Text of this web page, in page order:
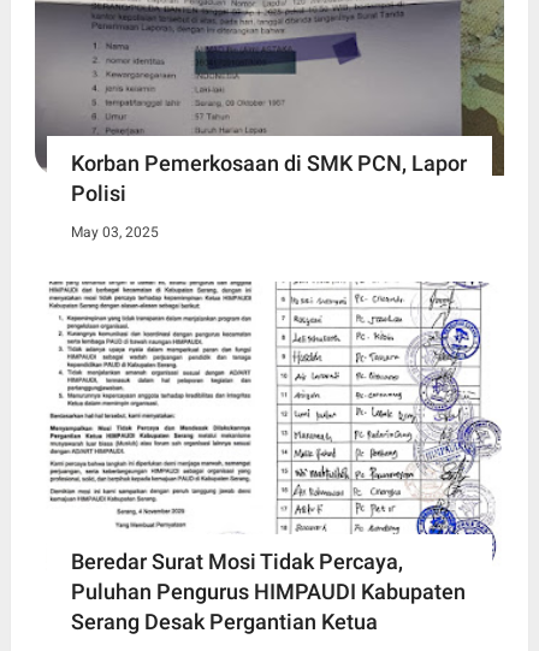
Korban Pemerkosaan di SMK PCN, Lapor
Polisi
May 03, 2025
Beredar Surat Mosi Tidak Percaya,
Puluhan Pengurus HIMPAUDI Kabupaten
Serang Desak Pergantian Ketua